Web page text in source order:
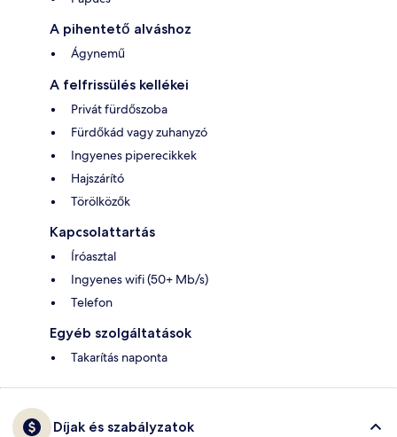
A pihentető alváshoz
Ágynemű
A felfrissülés kellékei
Privát fürdőszoba
Fürdőkád vagy zuhanyzó
Ingyenes piperecikkek
Hajszárító
Törölközők
Kapcsolattartás
Íróasztal
Ingyenes wifi (50+ Mb/s)
Telefon
Egyéb szolgáltatások
Takarítás naponta
Díjak és szabályzatok